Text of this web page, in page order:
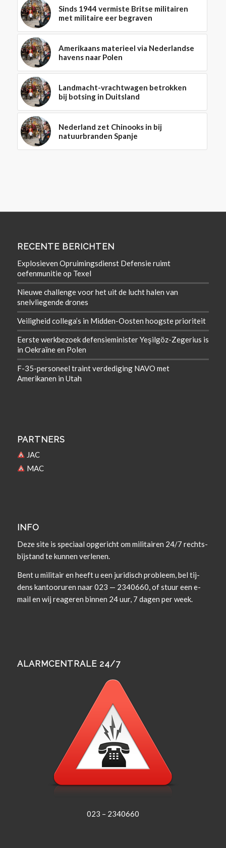
Sinds 1944 vermiste Britse militairen
met militaire eer begraven
Amerikaans materieel via Nederlandse
havens naar Polen
Landmacht-vrachtwagen betrokken
bij botsing in Duitsland
Nederland zet Chinooks in bij
natuurbranden Spanje
RECENTE BERICHTEN
Explosieven Opruimingsdienst Defensie ruimt
oefenmunitie op Texel
Nieuwe challenge voor het uit de lucht halen van
snelvliegende drones
Veiligheid collega’s in Midden-Oosten hoogste prioriteit
Eerste werkbezoek defensieminister Yeşilgöz-Zegerius is
in Oekraïne en Polen
F-35-personeel traint verdediging NAVO met
Amerikanen in Utah
PARTNERS
JAC
MAC
INFO
Deze site is spe­ci­aal opgericht om militairen 24/7 rechts­
bi­j­s­tand te kun­nen verlenen.
Bent u militair en heeft u een juridisch prob­leem, bel tij­
dens kan­tooruren naar 023 — 2340660, of stuur een e-
mail en wij rea­geren bin­nen 24 uur, 7 dagen per week.
ALARMCENTRALE 24/7
023 – 2340660